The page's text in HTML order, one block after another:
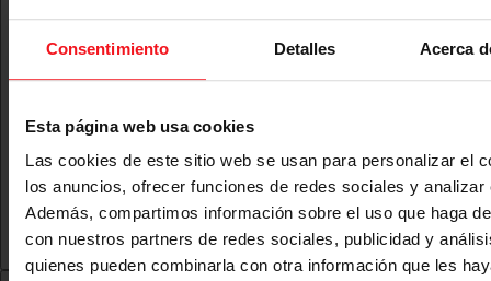
Consentimiento Detalles Acerca
Esta página web usa cookies
Las cookies de este sitio web se usan para personalizar el
los anuncios, ofrecer funciones de redes sociales y analizar
Además, compartimos información sobre el uso que haga
con nuestros partners de redes sociales, publicidad y
quienes pueden combinarla con otra información que les